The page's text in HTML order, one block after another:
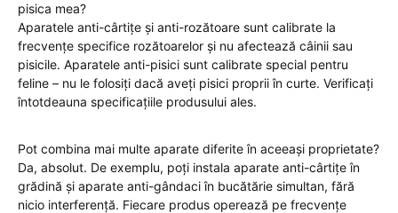
pisica mea?
Aparatele anti-cârtițe și anti-rozătoare sunt calibrate la
frecvențe specifice rozătoarelor și nu afectează câinii sau
pisicile. Aparatele anti-pisici sunt calibrate special pentru
feline – nu le folosiți dacă aveți pisici proprii în curte. Verificați
întotdeauna specificațiile produsului ales.
Pot combina mai multe aparate diferite în aceeași proprietate?
Da, absolut. De exemplu, poți instala aparate anti-cârtițe în
grădină și aparate anti-gândaci în bucătărie simultan, fără
nicio interferență. Fiecare produs operează pe frecvențe